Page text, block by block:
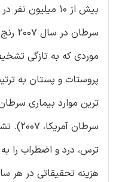
بیش از 10
موردی که به تازگی
ترین موارد بیماری
سرطان
ترس، درد و اضطراب را به
هزینه تحقیقاتی در هر